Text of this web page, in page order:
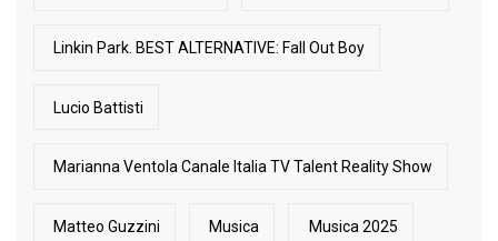
Linkin Park. BEST ALTERNATIVE: Fall Out Boy
Lucio Battisti
Marianna Ventola Canale Italia TV Talent Reality Show
Matteo Guzzini Musica Musica 2025